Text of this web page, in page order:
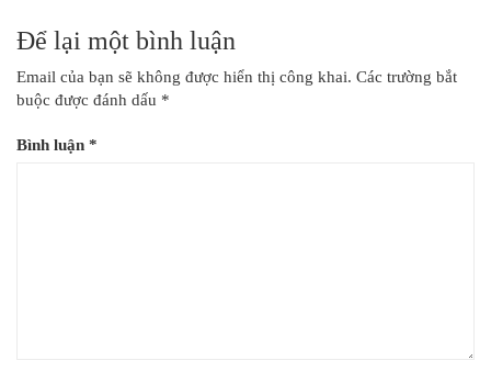
Để lại một bình luận
Email của bạn sẽ không được hiển thị công khai. Các trường bắt
buộc được đánh dấu *
Bình luận *